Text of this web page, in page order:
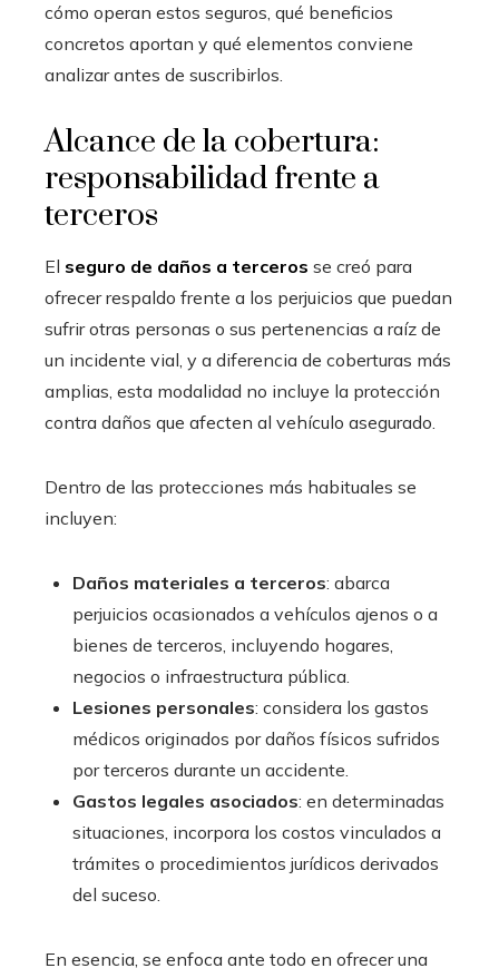
cómo operan estos seguros, qué beneficios
concretos aportan y qué elementos conviene
analizar antes de suscribirlos.
Alcance de la cobertura:
responsabilidad frente a
terceros
El seguro de daños a terceros se creó para
ofrecer respaldo frente a los perjuicios que puedan
sufrir otras personas o sus pertenencias a raíz de
un incidente vial, y a diferencia de coberturas más
amplias, esta modalidad no incluye la protección
contra daños que afecten al vehículo asegurado.
Dentro de las protecciones más habituales se
incluyen:
Daños materiales a terceros: abarca
perjuicios ocasionados a vehículos ajenos o a
bienes de terceros, incluyendo hogares,
negocios o infraestructura pública.
Lesiones personales: considera los gastos
médicos originados por daños físicos sufridos
por terceros durante un accidente.
Gastos legales asociados: en determinadas
situaciones, incorpora los costos vinculados a
trámites o procedimientos jurídicos derivados
del suceso.
En esencia, se enfoca ante todo en ofrecer una